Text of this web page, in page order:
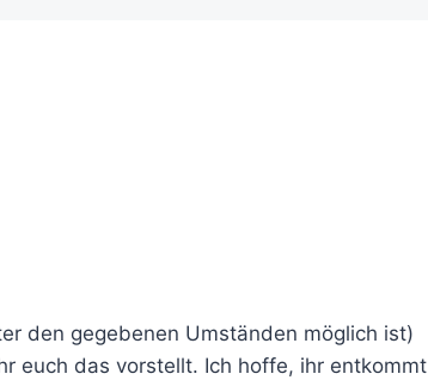
den gegebenen Umständen möglich ist)
euch das vorstellt. Ich hoffe, ihr entkommt